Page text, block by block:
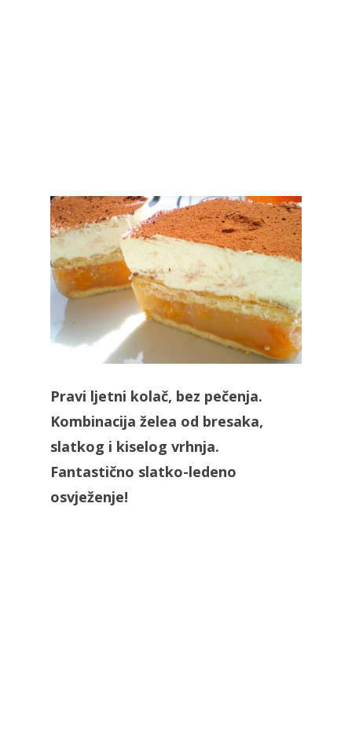
Pravi ljetni kolač, bez pečenja.
Kombinacija želea od bresaka,
slatkog i kiselog vrhnja.
Fantastično slatko-ledeno
osvježenje!